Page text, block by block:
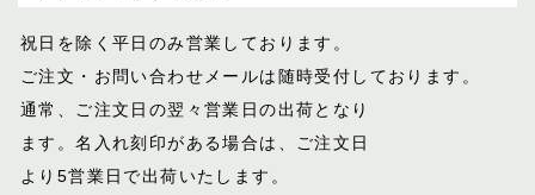
祝日を除く平日のみ営業しております。
ご注文・お問い合わせメールは随時受付し ております。
通常、ご注文日の翌々営業日の出荷となり
ます。名入れ刻印がある場合は、ご注文日
より5営業日で出荷いたします。